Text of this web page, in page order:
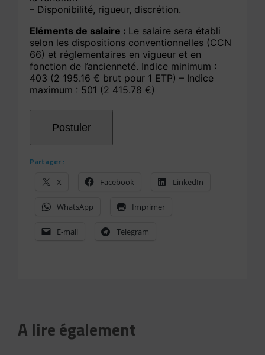
– Disponibilité, rigueur, discrétion.
Eléments de salaire : Le salaire sera établi
selon les dispositions conventionnelles (CCN
66) et réglementaires en vigueur et en
fonction de l’ancienneté. Indice minimum :
403 (2 195.16 € brut pour 1 ETP) – Indice
maximum : 501 (2 415.78 €)
Partager :
X Facebook LinkedIn
WhatsApp Imprimer
E-mail Telegram
A lire également